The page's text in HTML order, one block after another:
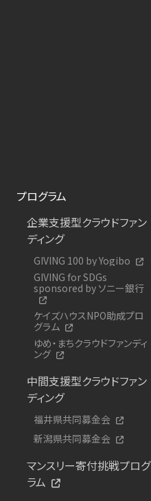
プログラム
企業支援型クラウドファン
ディング
GIVING 100 by Yogibo
GIVING for SDGs
sponsored by ソニー銀行
ケイズハウスNPO助成プロ
グラム
ゆめ・まちクラウドファンディ
ング
中間支援型クラウドファン
ディング
福井県共同募金会
新潟県共同募金会
マンスリー寄付挑戦プログ
ラム